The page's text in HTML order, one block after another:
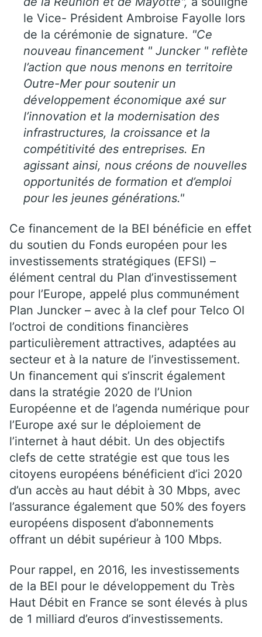
le Vice- Président Ambroise Fayolle lors
de la cérémonie de signature. "Ce
nouveau financement " Juncker " reflète
l’action que nous menons en territoire
Outre-Mer pour soutenir un
développement économique axé sur
l’innovation et la modernisation des
infrastructures, la croissance et la
compétitivité des entreprises. En
agissant ainsi, nous créons de nouvelles
opportunités de formation et d’emploi
pour les jeunes générations."
Ce financement de la BEI bénéficie en effet
du soutien du Fonds européen pour les
investissements stratégiques (EFSI) –
élément central du Plan d’investissement
pour l’Europe, appelé plus communément
Plan Juncker – avec à la clef pour Telco OI
l’octroi de conditions financières
particulièrement attractives, adaptées au
secteur et à la nature de l’investissement.
Un financement qui s’inscrit également
dans la stratégie 2020 de l’Union
Européenne et de l’agenda numérique pour
l’Europe axé sur le déploiement de
l’internet à haut débit. Un des objectifs
clefs de cette stratégie est que tous les
citoyens européens bénéficient d’ici 2020
d’un accès au haut débit à 30 Mbps, avec
l’assurance également que 50% des foyers
européens disposent d’abonnements
offrant un débit supérieur à 100 Mbps.
Pour rappel, en 2016, les investissements
de la BEI pour le développement du Très
Haut Débit en France se sont élevés à plus
de 1 milliard d’euros d’investissements.